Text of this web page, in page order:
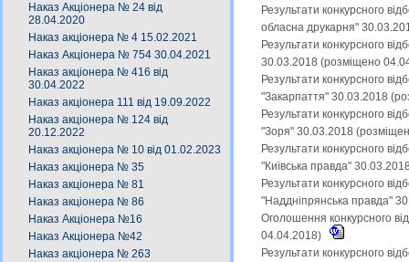
Наказ Акціонера № 24 від
28.04.2020
Наказ акціонера № 4 15.02.2021
Наказ Акціонера № 754 30.04.2021
Наказ акціонера № 416 від
30.04.2022
Наказ акціонера 111 від 19.09.2022
Наказ акціонера № 124 від
20.12.2022
Наказ акціонера № 10 від 01.02.2023
Наказ акціонера № 35
Наказ акціонера № 81
Наказ акціонера № 86
Наказ Акціонера №16
Наказ Акціонера №42
Наказ акціонера № 263
Результати конкурсного
обласна друкарня"
Результати конкурсного
30.03.2018 (розміщено
Результати конкурсного
"Закарпаття" 30.03.2018
Результати конкурсного
"Зоря" 30.03.2018
Результати конкурсного
"Київська правда"
Результати конкурсного
"Наддніпрянська правда"
Оголошення конкурсного
04.04.2018)
Результати конкурсного